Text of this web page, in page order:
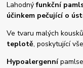
Lahodnýfunkční
účinkem pečující o
Ve tvaru malých
teplotě, poskytující
Hypoalergenní